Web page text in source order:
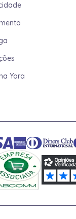
Yora